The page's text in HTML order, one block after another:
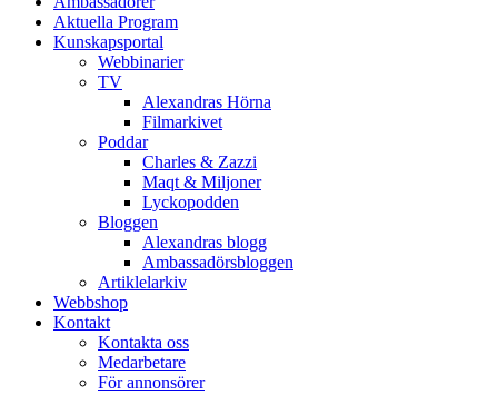
Aktuella Program
Kunskapsportal
Webbinarier
TV
Alexandras Hörna
Filmarkivet
Poddar
Charles & Zazzi
Maqt & Miljoner
Lyckopodden
Bloggen
Alexandras blogg
Ambassadörsbloggen
Artiklelarkiv
Webbshop
Kontakt
Kontakta oss
Medarbetare
För annonsörer